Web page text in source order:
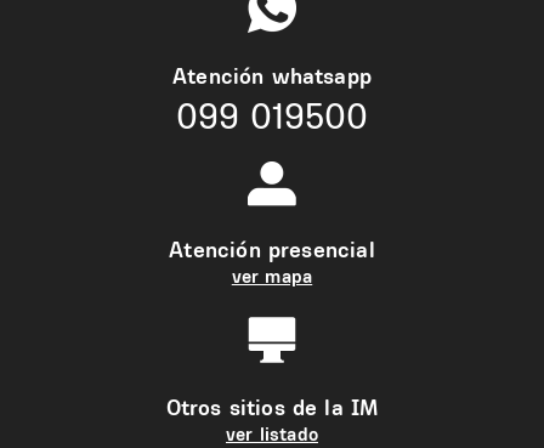
Atención whatsapp
099 019500
Atención presencial
ver mapa
Otros sitios de la IM
ver listado